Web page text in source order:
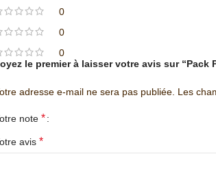
0
0
0
le premier à laisser votre avis sur “Pack
adresse e-mail ne sera pas publiée. Les
note *
avis *